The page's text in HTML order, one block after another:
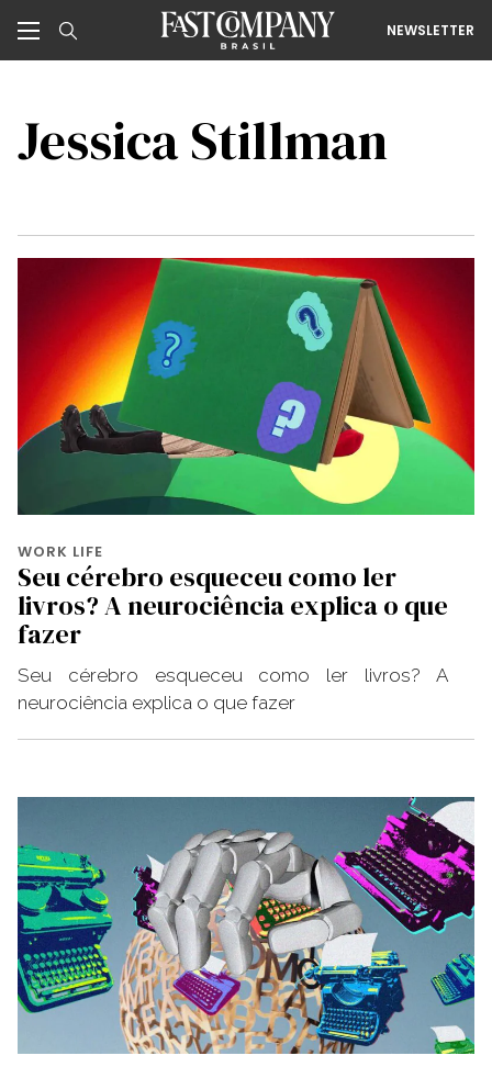
NEWSLETTER
Jessica Stillman
WORK LIFE
Seu cérebro esqueceu como ler
livros? A neurociência explica o que
fazer
Seu cérebro esqueceu como ler livros? A
neurociência explica o que fazer